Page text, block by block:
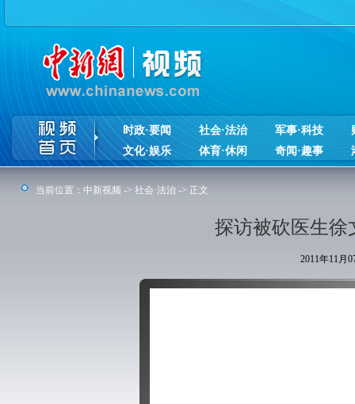
时政·要闻 社会·法治 军事·科技
文化·娱乐
体育·休闲 奇闻·趣事
当前位置： 中新视频 -> 社会·法治 -> 正文
探访被砍医生徐
2011年11月